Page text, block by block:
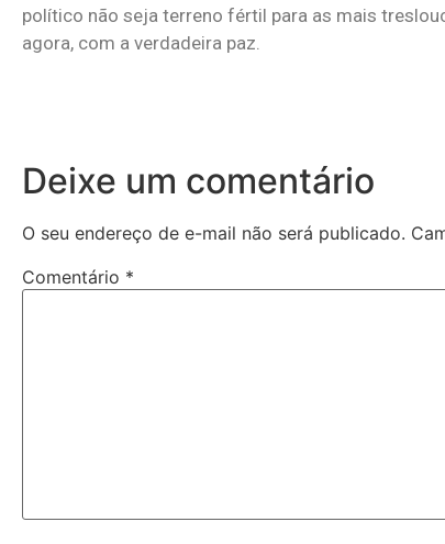
político não seja terreno fértil para as mais
agora, com a verdadeira paz.
Deixe um comentário
O seu endereço de e-mail não será publicado.
Comentário *